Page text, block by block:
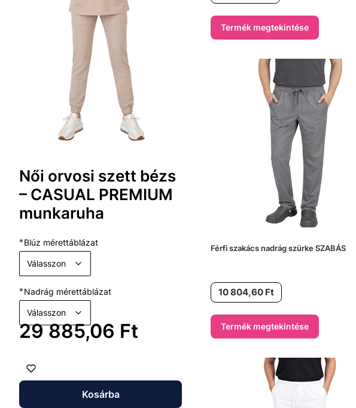
Női orvosi szett bézs
– CASUAL PREMIUM
munkaruha
*Blúz mérettáblázat
Válasszon
*Nadrág mérettáblázat
Válasszon
Ár
29 885,06 Ft
Kosárba
Termék megtekintése
Férfi szakács nadrág szürke SZABÁS
Ár10 804,60 Ft
Termék megtekintése